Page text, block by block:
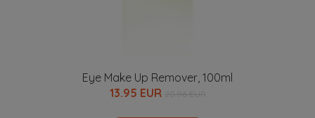
Eye Make Up Remover, 100ml
13.95 EUR